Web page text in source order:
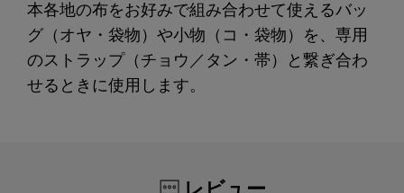
本各地の布をお好みで組み合わせて使えるバッ
グ（オヤ・袋物）や小物（コ・袋物）を、専用
のストラップ（チョウ／タン・帯）と繋ぎ合わ
せるときに使用します。